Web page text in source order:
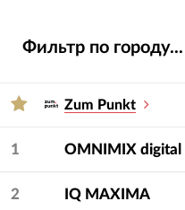
отраслевой
— услугу и сферу.
Фильтр по городу...
Zum Punkt
1 OMNIMIX digital
2 IQ МAXIMA